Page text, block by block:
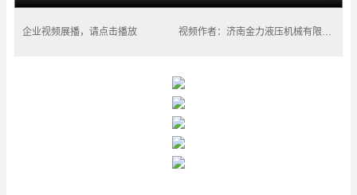
企业视频展播，请点击播放